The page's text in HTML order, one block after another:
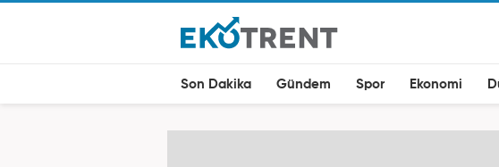
Son Dakika Gündem Spor Ekonomi